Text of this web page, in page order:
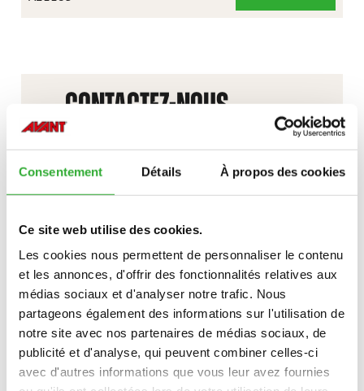
Consentement Détails À propos des cookies
Ce site web utilise des cookies.
Les cookies nous permettent de personnaliser le contenu
et les annonces, d'offrir des fonctionnalités relatives aux
médias sociaux et d'analyser notre trafic. Nous
partageons également des informations sur l'utilisation de
notre site avec nos partenaires de médias sociaux, de
publicité et d'analyse, qui peuvent combiner celles-ci
avec d'autres informations que vous leur avez fournies
CENTRIFUGE
CONTACTEZ-NOUS
INTÉRÊT POUR LES accessoires?
CONTACTEZ-NOUS